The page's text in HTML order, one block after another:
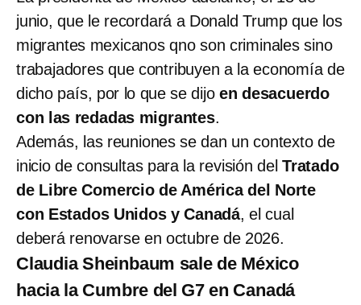
junio, que le recordará a Donald Trump que los
migrantes mexicanos qno son criminales sino
trabajadores que contribuyen a la economía de
dicho país, por lo que se dijoen desacuerdo
con las redadas migrantes.
Además, las reuniones se dan un contexto de
inicio de consultas para la revisión del Tratado
de Libre Comercio de América del Norte
con Estados Unidos y Canadá, el cual
deberá renovarse en octubre de 2026.
Claudia Sheinbaum sale de México
hacia la Cumbre del G7 en Canadá